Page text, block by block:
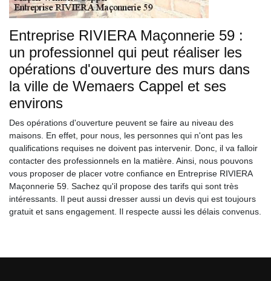
Entreprise RIVIERA Maçonnerie 59 :
un professionnel qui peut réaliser les
opérations d'ouverture des murs dans
la ville de Wemaers Cappel et ses
environs
Des opérations d'ouverture peuvent se faire au niveau des
maisons. En effet, pour nous, les personnes qui n'ont pas les
qualifications requises ne doivent pas intervenir. Donc, il va falloir
contacter des professionnels en la matière. Ainsi, nous pouvons
vous proposer de placer votre confiance en Entreprise RIVIERA
Maçonnerie 59. Sachez qu'il propose des tarifs qui sont très
intéressants. Il peut aussi dresser aussi un devis qui est toujours
gratuit et sans engagement. Il respecte aussi les délais convenus.